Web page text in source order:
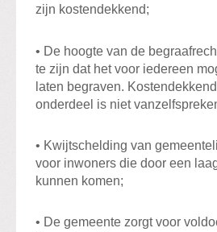
zijn kostendekkend;
• De hoogte van de
te zijn dat het voor iedereen
laten begraven.
onderdeel is niet
• Kwijtschelding van
voor inwoners die door een
kunnen komen;
• De gemeente zorgt voor